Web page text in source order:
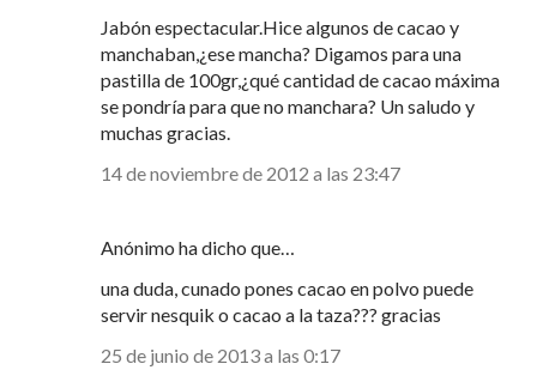
Jabón espectacular.Hice algunos de cacao y
manchaban,¿ese mancha? Digamos para una
pastilla de 100gr,¿qué cantidad de cacao máxima
se pondría para que no manchara? Un saludo y
muchas gracias.
14 de noviembre de 2012 a las 23:47
Anónimo ha dicho que…
una duda, cunado pones cacao en polvo puede
servir nesquik o cacao a la taza??? gracias
25 de junio de 2013 a las 0:17